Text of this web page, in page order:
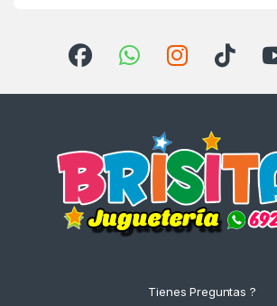
Tienes Preguntas ?